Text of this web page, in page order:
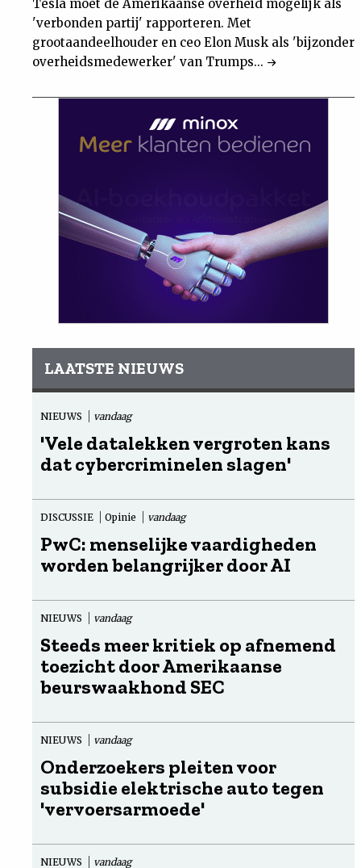
Tesla moet de Amerikaanse overheid mogelijk als
'verbonden partij' rapporteren. Met
grootaandeelhouder en ceo Elon Musk als 'bijzonder
overheidsmedewerker' van Trumps...
LAATSTE NIEUWS
NIEUWS vandaag
'Vele datalekken vergroten kans
dat cybercriminelen slagen'
DISCUSSIE Opinie vandaag
PwC: menselijke vaardigheden
worden belangrijker door AI
NIEUWS vandaag
Steeds meer kritiek op afnemend
toezicht door Amerikaanse
beurswaakhond SEC
NIEUWS vandaag
Onderzoekers pleiten voor
subsidie elektrische auto tegen
'vervoersarmoede'
NIEUWS vandaag